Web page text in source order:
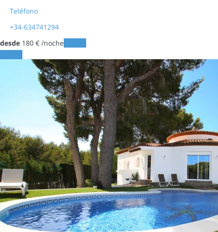
Teléfono
+34-634741294
desde 180 € /noche